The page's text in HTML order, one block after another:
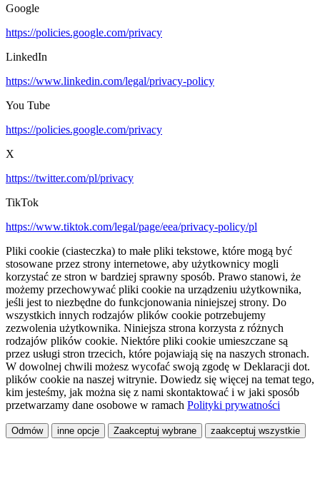
Google
https://policies.google.com/privacy
LinkedIn
https://www.linkedin.com/legal/privacy-policy
You Tube
https://policies.google.com/privacy
X
https://twitter.com/pl/privacy
TikTok
https://www.tiktok.com/legal/page/eea/privacy-policy/pl
Pliki cookie (ciasteczka) to małe pliki tekstowe, które mogą być
stosowane przez strony internetowe, aby użytkownicy mogli
korzystać ze stron w bardziej sprawny sposób. Prawo stanowi, że
możemy przechowywać pliki cookie na urządzeniu użytkownika,
jeśli jest to niezbędne do funkcjonowania niniejszej strony. Do
wszystkich innych rodzajów plików cookie potrzebujemy
zezwolenia użytkownika. Niniejsza strona korzysta z różnych
rodzajów plików cookie. Niektóre pliki cookie umieszczane są
przez usługi stron trzecich, które pojawiają się na naszych stronach.
W dowolnej chwili możesz wycofać swoją zgodę w Deklaracji dot.
plików cookie na naszej witrynie. Dowiedz się więcej na temat tego,
kim jesteśmy, jak można się z nami skontaktować i w jaki sposób
przetwarzamy dane osobowe w ramach Polityki prywatności
Odmów inne opcje Zaakceptuj wybrane zaakceptuj wszystkie